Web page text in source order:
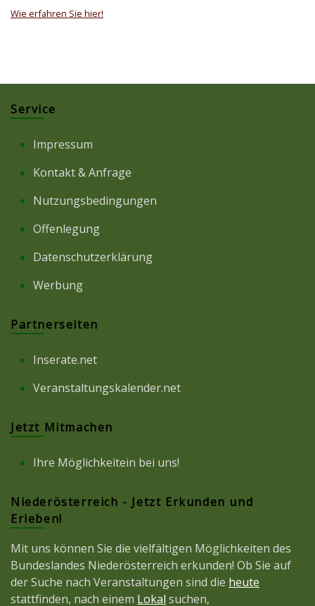
Wie erfahren Sie hier!
Service
Impressum
Kontakt & Anfrage
Nutzungsbedingungen
Offenlegung
Datenschutzerklärung
Werbung
Partnerseiten
Inserate.net
Veranstaltungskalender.net
Jetzt Mitmachen
Ihre Möglichkeitein bei uns!
Niederösterreich - Jetzt Erkunden und
Erleben!
Mit uns können Sie die vielfältigen Möglichkeiten des
Bundeslandes Niederösterreich erkunden! Ob Sie auf
der Suche nach Veranstaltungen sind die heute
stattfinden, nach einem Lokal suchen,